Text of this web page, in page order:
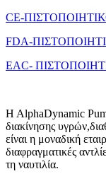
CE-
FDA-
ΕAC-
H AlphaDynamic
διακίνησης
είναι η μοναδική
διαφραγματικές
τη ναυτιλία.